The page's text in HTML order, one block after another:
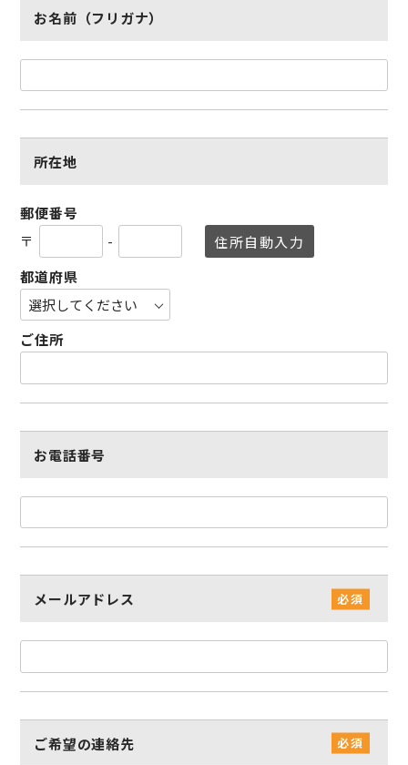
お名前（フリガナ）
所在地
郵便番号
〒
-
住所自動入力
都道府県
ご住所
お電話番号
メールアドレス
ご希望の連絡先